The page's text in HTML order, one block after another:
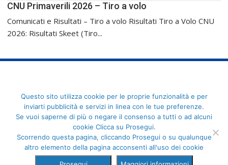
CNU Primaverili 2026 – Tiro a volo
Comunicati e Risultati – Tiro a volo Risultati Tiro a Volo CNU
2026: Risultati Skeet (Tiro...
FederCUSI: Federazione Italiana dello Sport Universitario - Via
Angelo Brofferio, 7 - 00195 Roma - C.F. 80109270589
Questo sito utilizza cookie per le proprie funzionalità e per
inviarti pubblicità e servizi in linea con le tue preferenze.
Se vuoi saperne di più o negare il consenso a tutti o ad alcuni
cookie Clicca su Prosegui.
Scorrendo questa pagina, cliccando Prosegui o su qualunque
altro elemento della pagina acconsenti all'uso dei cookie